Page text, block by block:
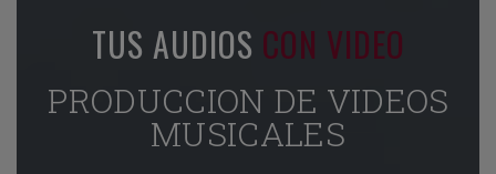
TUS AUDIOS CON VIDEO
PRODUCCION DE VIDEOS
MUSICALES